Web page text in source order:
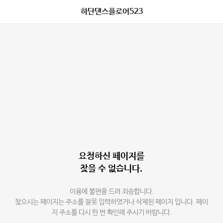
하단댄스플로어523
요청하신 페이지를
찾을 수 없습니다.
이용에 불편을 드려 죄송합니다.
찾으시는 페이지는 주소를 잘못 입력하였거나 삭제된 페이지 입니다. 페이
지 주소를 다시 한 번 확인해 주시기 바랍니다.